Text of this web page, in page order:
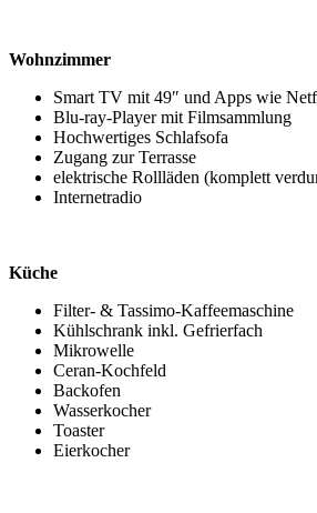
Wohnzimmer
Smart TV mit 49″ und Apps wie
Blu-ray-Player mit Filmsammlung
Hochwertiges Schlafsofa
Zugang zur Terrasse
elektrische Rollläden (komplett
Internetradio
Küche
Filter- & Tassimo-Kaffeemaschine
Kühlschrank inkl. Gefrierfach
Mikrowelle
Ceran-Kochfeld
Backofen
Wasserkocher
Toaster
Eierkocher